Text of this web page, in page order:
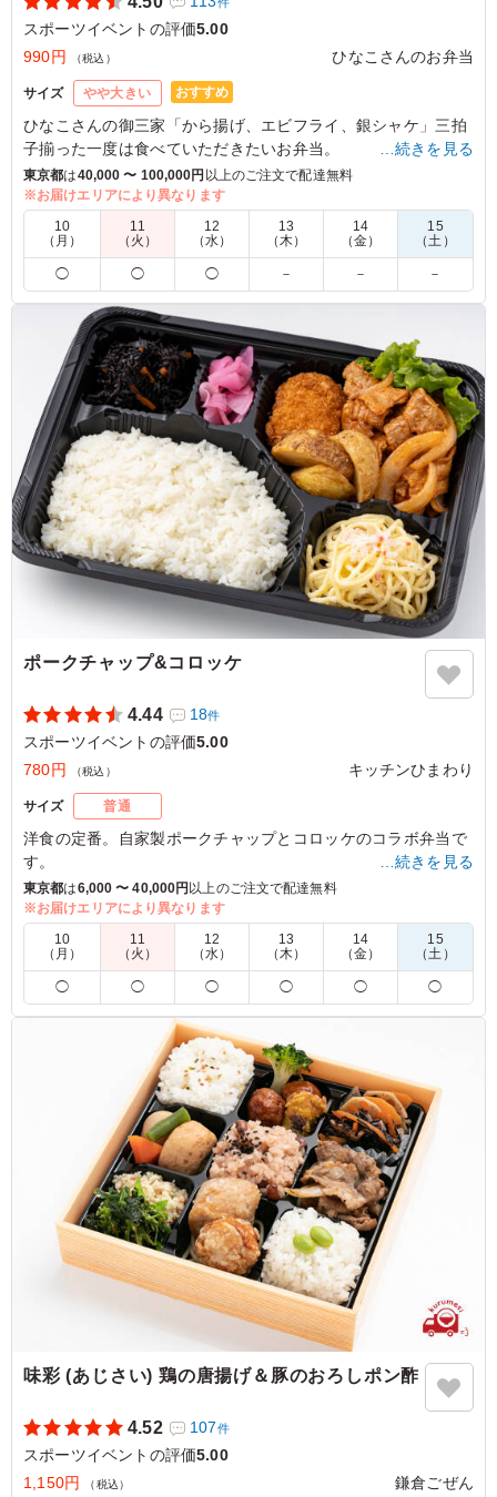
スポーツイベントの評価5.00
990円
（税込） ひなこさんのお弁当
サイズ やや大きい おすすめ
ひなこさんの御三家「から揚げ、エビフライ、銀シャケ」三拍
子揃った一度は食べていただきたいお弁当。
ひなこさん自慢の定番のおかずが彩りよく上品に並んでいる一
品です。
※現在「しそ串団子」は入っておりません。
※グレープフルーツの代わりにゼリーを使用しています。
上青木東町会
お肉、エビフライ、焼きしゃけとメインのおかずがあり、
副菜もマカロニサラダ、おしんこ、煮物まであり品数豊富
で、栄養バランスもいいとおもいます。 味付けも上手に
できていました。
ご利用シーン：スポーツ›スポーツイベント
埼玉県川口市上青木西 2022/09/27
…続きを見る
東京都は40,000 〜 100,000円 以上のご注文で配達無料
※お届けエリアにより異なります
10
（月）
11
（火）
12
（水）
13
（木）
14
（金）
15
（土）
◯ ◯ ◯ － － －
ポークチャップ&コロッケ
4.44 18件
スポーツイベントの評価5.00
780円
（税込） キッチンひまわり
サイズ 普通
洋食の定番。自家製ポークチャップとコロッケのコラボ弁当で
す。
5.0
子供の参加者向けに注文しました。お肉が冷めてもやわら
かく、味も濃すぎずにおいしく食べられたようでした。ご
はんのボリュームがあったので子供には少し多めだったよ
うです。
スポーツ›スポーツイベント
東京都立川市泉町2023/08/15
…続きを見る
東京都は6,000 〜 40,000円 以上のご注文で配達無料
※お届けエリアにより異なります
10
（月）
11
（火）
12
（水）
13
（木）
14
（金）
15
（土）
◯ ◯ ◯ ◯ ◯ ◯
味彩 (あじさい) 鶏の唐揚げ＆豚のおろしポン酢
4.52 107件
スポーツイベントの評価5.00
1,150円
（税込） 鎌倉ごぜん